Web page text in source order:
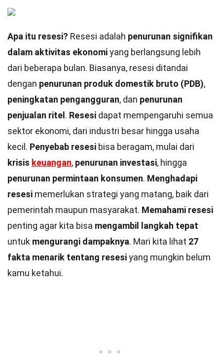
Apa itu resesi? Resesi adalah penurunan signifikan
dalam aktivitas ekonomiyang berlangsung lebih
dari beberapa bulan. Biasanya, resesi ditandai
dengan penurunan produk domestik bruto (PDB),
peningkatan pengangguran, dan penurunan
penjualan ritel . Resesi dapat mempengaruhi semua
sektor ekonomi, dari industri besar hingga usaha
kecil. Penyebab resesi bisa beragam, mulai dari
krisis keuangan, penurunan investasi, hingga
penurunan permintaan konsumen. Menghadapi
resesi memerlukan strategi yang matang, baik dari
pemerintah maupun masyarakat. Memahami resesi
penting agar kita bisa mengambil langkah tepat
untuk mengurangi dampaknya. Mari kita lihat 27
fakta menarik tentang resesiyang mungkin belum
kamu ketahui.